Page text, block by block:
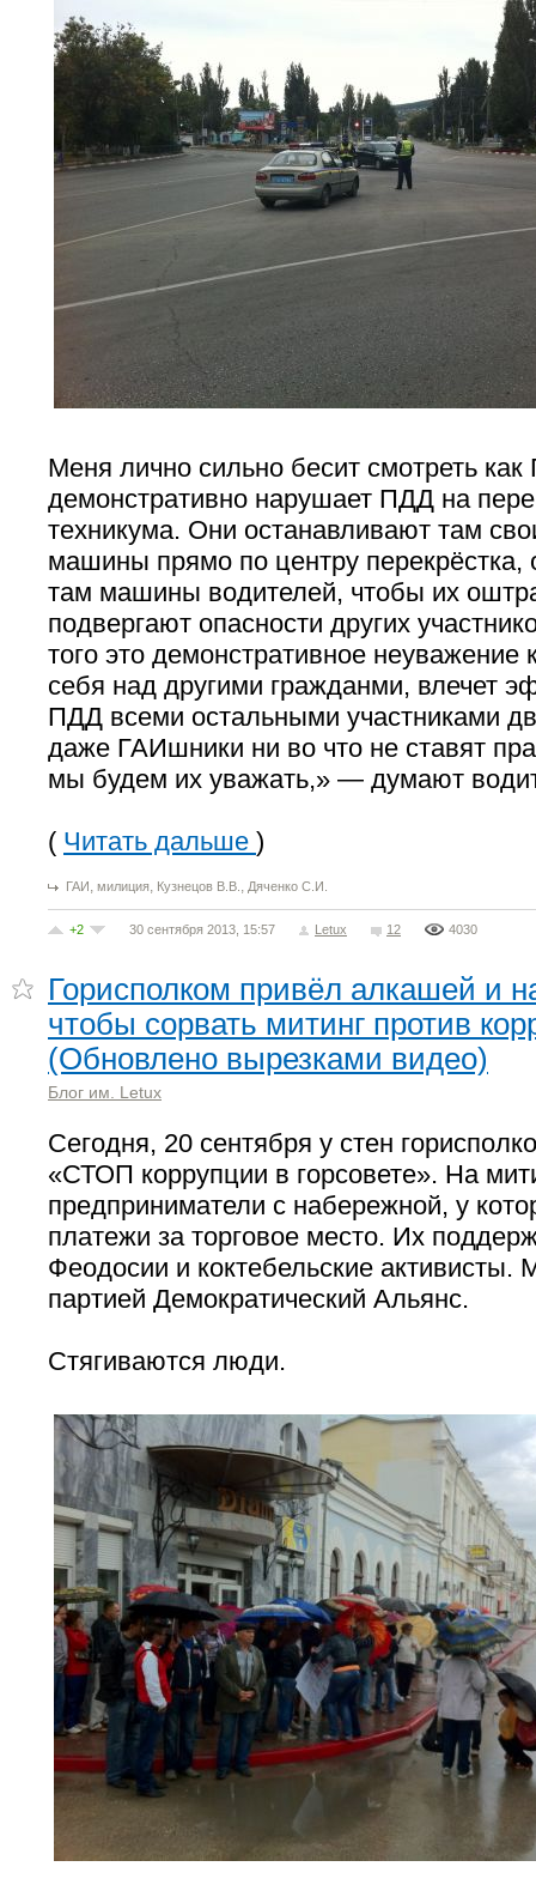
Меня лично сильно бесит смотреть
демонстративно нарушает ПДД на
техникума. Они останавливают там
машины прямо по центру перекрёстка,
там машины водителей, чтобы их
подвергают опасности других
того это демонстративное
себя над другими гражданми, влечет
ПДД всеми остальными участниками
даже ГАИшники ни во что не ставят
мы будем их уважать,» — думают
( Читать дальше )
ГАИ, милиция, Кузнецов В.В. , Дяченко С.И.
+2 30 сентября 2013, 15:57 Letux 12 4030
Горисполком привёл алкашей и
чтобы сорвать митинг против
(Обновлено вырезками видео)
Блог им. Letux
Сегодня, 20 сентября у стен
«СТОП коррупции в горсовете». На
предприниматели с набережной, у
платежи за торговое место. Их
Феодосии и коктебельские активисты.
партией Демократический Альянс.
Стягиваются люди.